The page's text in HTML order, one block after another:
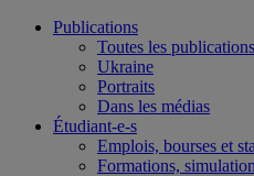
Publications
Toutes les publications
Ukraine
Portraits
Dans les médias
Étudiant-e-s
Emplois, bourses et
Formations,